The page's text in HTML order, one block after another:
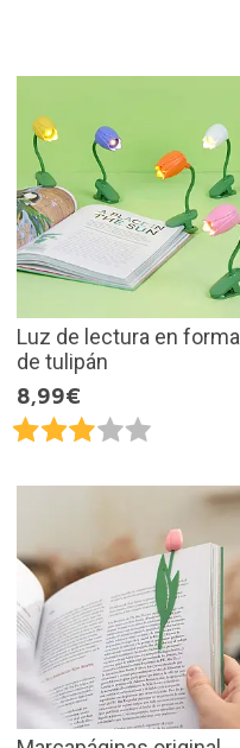
Luz de lectura en forma
de tulipán
8,99€